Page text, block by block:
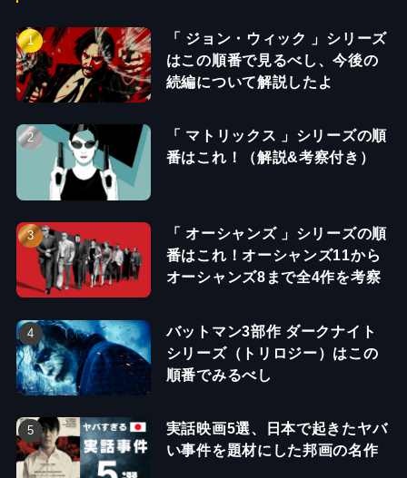
「 ジョン・ウィック 」シリーズ
はこの順番で見るべし、今後の
続編について解説したよ
「 マトリックス 」シリーズの順
番はこれ！（解説&考察付き）
「 オーシャンズ 」シリーズの順
番はこれ！オーシャンズ11から
オーシャンズ8まで全4作を考察
バットマン3部作 ダークナイト
シリーズ（トリロジー）はこの
順番でみるべし
実話映画5選、日本で起きたヤバ
い事件を題材にした邦画の名作